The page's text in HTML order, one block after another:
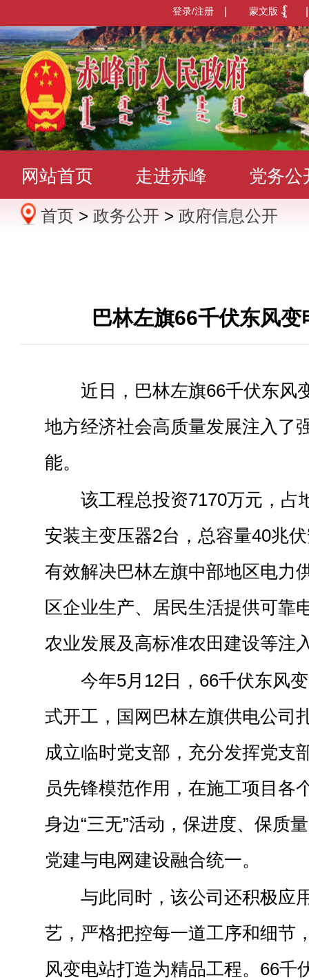
蒙文版
登录/注册
网站首页 走进赤峰 党务公
办事服务 政民互动 数据发
首页 > 政务公开 > 政府信息公开
巴林左旗66千伏东风
近日，巴林左旗66千伏东风
地方经济社会高质量发展注入了
能。
该工程总投资7170万元，占
安装主变压器2台，总容量40兆
有效解决巴林左旗中部地区电力
区企业生产、居民生活提供可靠
农业发展及高标准农田建设等注
今年5月12日，66千伏东风
式开工，国网巴林左旗供电公司
成立临时党支部，充分发挥党支
员先锋模范作用，在施工项目各
身边“三无”活动，保进度、保质
党建与电网建设融合统一。
与此同时，该公司还积极应
艺，严格把控每一道工序和细节
风变电站打造为精品工程。66千